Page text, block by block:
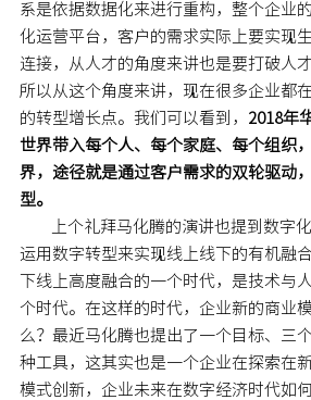
系是依据数据化来进行重构，整个企业
化运营平台，客户的需求实际上要实现
连接，从人才的角度来讲也是要打破人
所以从这个角度来讲，现在很多企业都
的转型增长点。我们可以看到， 2018年
世界带入每个人、每个家庭、每个组织
界，途径就是通过客户需求的双轮驱动
型。
上个礼拜马化腾的演讲也提到数字
运用数字转型来实现线上线下的有机融
下线上高度融合的一个时代，是技术与
个时代。在这样的时代，企业新的商业
么？最近马化腾也提出了一个目标、三
种工具，这其实也是一个企业在探索在
模式创新，企业未来在数字经济时代如